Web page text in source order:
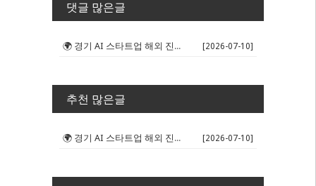
댓글 많은글
🌍 경기 AI 스타트업 해외 진출 판... [2026-07-10]
추천 많은글
🌍 경기 AI 스타트업 해외 진출 판... [2026-07-10]